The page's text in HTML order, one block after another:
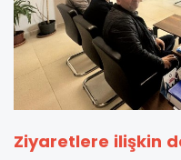
Ziyaretlere ilişkin